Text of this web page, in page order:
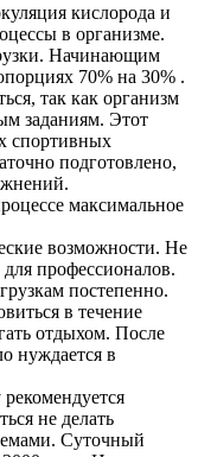
кислорода и
в организме.
Начинающим
70% на 30% .
так как организм
заданиям. Этот
спортивных
подготовлено,
максимальное
возможности. Не
профессионалов.
постепенно.
в течение
отдыхом. После
нуждается в
не делать
Суточный